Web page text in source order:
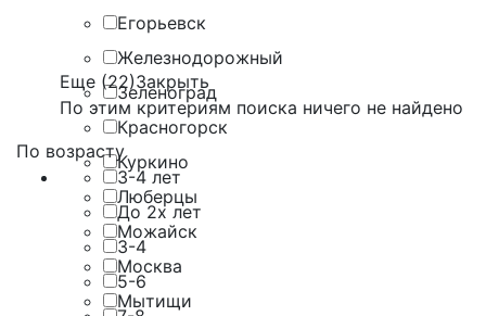
Егорьевск
Железнодорожный
Зеленоград
Красногорск
Куркино
Люберцы
Можайск
Москва
Мытищи
Еще (22)Закрыть
По этим критериям поиска ничего не найдено
По возрасту
3-4 лет
До 2х лет
3-4
5-6